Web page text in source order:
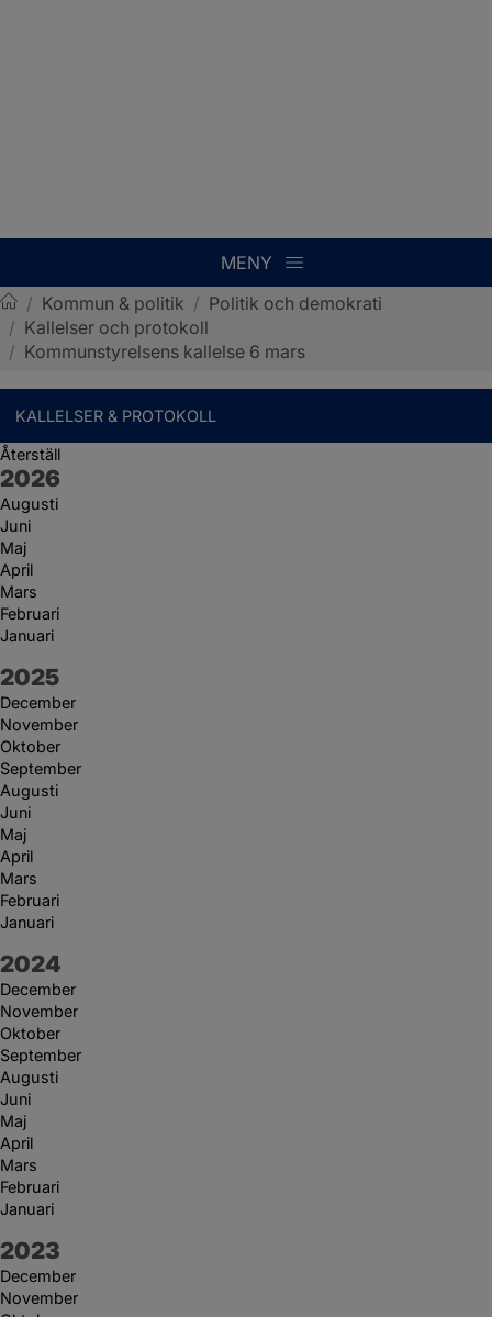
MENY
Sotenäs kommun
/ Kommun & politik / Politik och demokrati
/ Kallelser och protokoll
/ Kommunstyrelsens kallelse 6 mars
KALLELSER & PROTOKOLL
Återställ
År:
2026
Augusti
Juni
Maj
April
Mars
Februari
Januari
År:
2025
December
November
Oktober
September
Augusti
Juni
Maj
April
Mars
Februari
Januari
År:
2024
December
November
Oktober
September
Augusti
Juni
Maj
April
Mars
Februari
Januari
År:
2023
December
November